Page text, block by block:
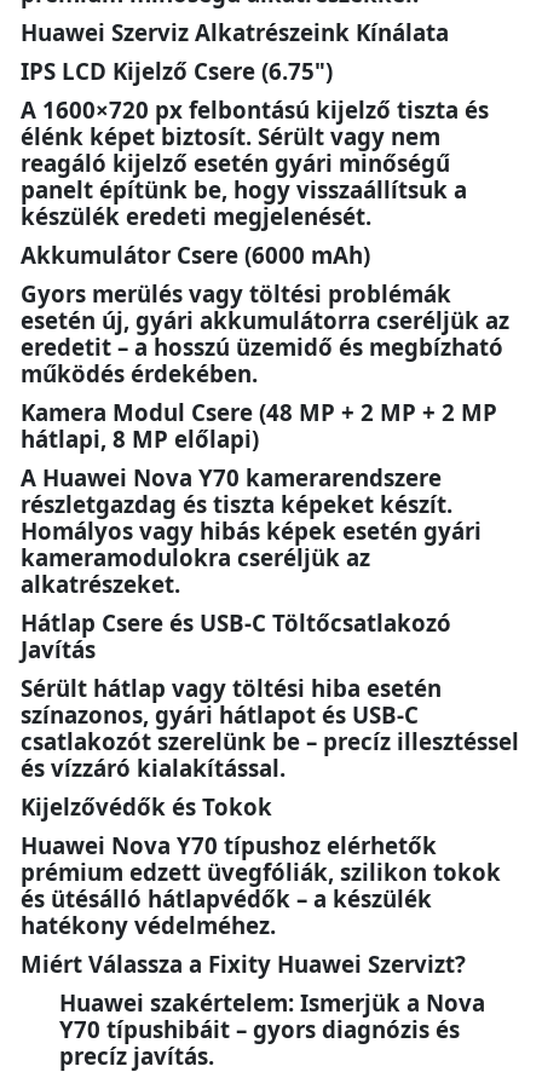
Huawei Szerviz Alkatrészeink Kínálata
IPS LCD Kijelző Csere (6.75")
A 1600×720 px felbontású kijelző tiszta és
élénk képet biztosít. Sérült vagy nem
reagáló kijelző esetén gyári minőségű
panelt építünk be, hogy visszaállítsuk a
készülék eredeti megjelenését.
Akkumulátor Csere (6000 mAh)
Gyors merülés vagy töltési problémák
esetén új, gyári akkumulátorra cseréljük az
eredetit – a hosszú üzemidő és megbízható
működés érdekében.
Kamera Modul Csere (48 MP + 2 MP + 2 MP
hátlapi, 8 MP előlapi)
A Huawei Nova Y70 kamerarendszere
részletgazdag és tiszta képeket készít.
Homályos vagy hibás képek esetén gyári
kameramodulokra cseréljük az
alkatrészeket.
Hátlap Csere és USB-C Töltőcsatlakozó
Javítás
Sérült hátlap vagy töltési hiba esetén
színazonos, gyári hátlapot és USB-C
csatlakozót szerelünk be – precíz illesztéssel
és vízzáró kialakítással.
Kijelzővédők és Tokok
Huawei Nova Y70 típushoz elérhetők
prémium edzett üvegfóliák, szilikon tokok
és ütésálló hátlapvédők – a készülék
hatékony védelméhez.
Miért Válassza a Fixity Huawei Szervizt?
Huawei szakértelem: Ismerjük a Nova
Y70 típushibáit – gyors diagnózis és
precíz javítás.